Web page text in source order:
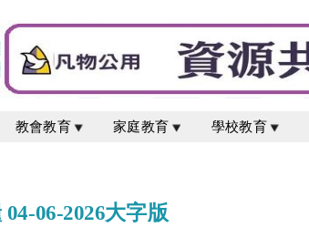
教會教育 家庭教育 學校教育
06-2026大字版